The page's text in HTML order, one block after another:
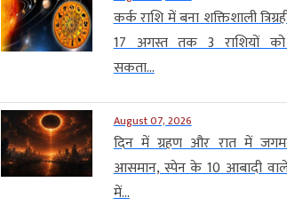
कर्क राशि में बना शक्तिशाली
17 अगस्त तक 3 राशियों
सकता...
August 07, 2026
दिन में ग्रहण और रात में
आसमान, स्पेन के 10 आबादी
में...